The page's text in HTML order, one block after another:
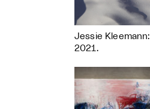
Jessie Kleemann:
2021.